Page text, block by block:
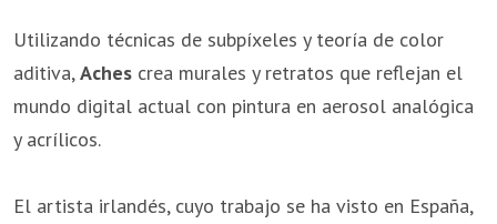
Utilizando técnicas de subpíxeles y teoría de color
aditiva,Aches crea murales y retratos que reflejan el
mundo digital actual con pintura en aerosol analógica
y acrílicos.
El artista irlandés, cuyo trabajo se ha visto en España,